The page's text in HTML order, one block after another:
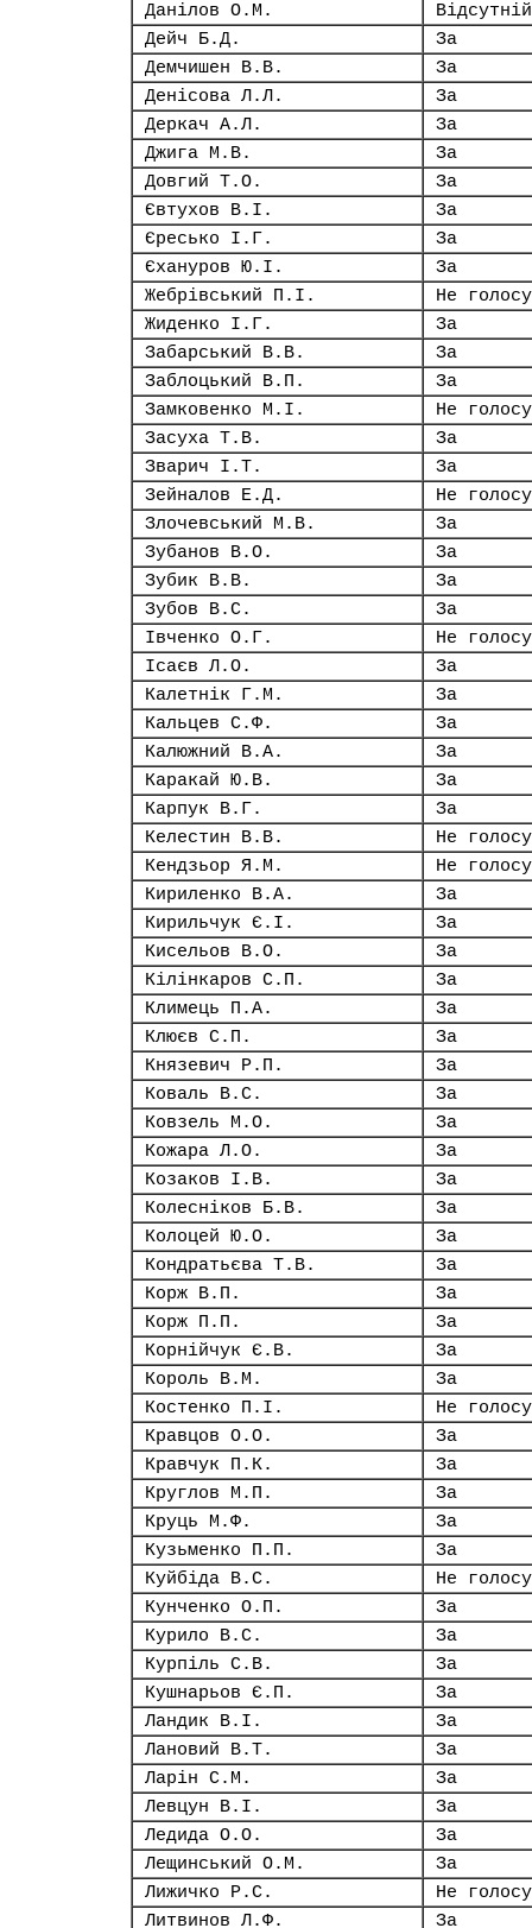
Данілов О.М.
Відсутній
Дейч Б.Д.
За
Демчишен В.В.
За
Денісова Л.Л.
За
Деркач А.Л.
За
Джига М.В.
За
Довгий Т.О.
За
Євтухов В.І.
За
Єресько І.Г.
За
Єхануров Ю.І.
За
Жебрівський П.І.
Не
Жиденко І.Г.
За
Забарський В.В.
За
Заблоцький В.П.
За
Замковенко М.І.
Не
Засуха Т.В.
За
Зварич І.Т.
За
Зейналов Е.Д.
Не
Злочевський М.В.
За
Зубанов В.О.
За
Зубик В.В.
За
Зубов В.С.
За
Івченко О.Г.
Не
Ісаєв Л.О.
За
Калетнік Г.М.
За
Кальцев С.Ф.
За
Калюжний В.А.
За
Каракай Ю.В.
За
Карпук В.Г.
За
Келестин В.В.
Не
Кендзьор Я.М.
Не
Кириленко В.А.
За
Кирильчук Є.І.
За
Кисельов В.О.
За
Кілінкаров С.П.
За
Климець П.А.
За
Клюєв С.П.
За
Князевич Р.П.
За
Коваль В.С.
За
Ковзель М.О.
За
Кожара Л.О.
За
Козаков І.В.
За
Колесніков Б.В.
За
Колоцей Ю.О.
За
Кондратьєва Т.В.
За
Корж В.П.
За
Корж П.П.
За
Корнійчук Є.В.
За
Король В.М.
За
Костенко П.І.
Не
Кравцов О.О.
За
Кравчук П.К.
За
Круглов М.П.
За
Круць М.Ф.
За
Кузьменко П.П.
За
Куйбіда В.С.
Не
Кунченко О.П.
За
Курило В.С.
За
Курпіль С.В.
За
Кушнарьов Є.П.
За
Ландик В.І.
За
Лановий В.Т.
За
Ларін С.М.
За
Левцун В.І.
За
Ледида О.О.
За
Лещинський О.М.
За
Лижичко Р.С.
Не
Литвинов Л.Ф.
За